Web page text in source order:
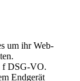
um ihr Web-
f DSG-VO.
Endgerät